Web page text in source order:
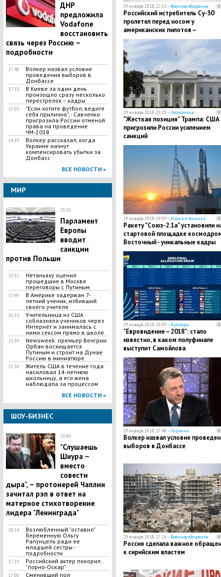
ДНР
предложила
Vodafone
восстановить
связь через Россию –
подробности
17:48
Волкер назвал условие
проведения выборов в
Донбассе
17:33
В Киеве за один день
произошло сразу несколько
перестрелок – кадры
17:05
"Если хотите футбол, ведите
себя прилично", - Савченко
пригрозила России отменой
права на проведение
ЧМ-2018
14:39
Волкер рассказал, когда
Украине начнут
компенсировать убытки за
Донбасс
ВСЕ НОВОСТИ »
МИР
23:55
Парламент
Европы
вводит
санкции
против Польши
23:35
Нетаньяху оценил
прошедшие в Москве
переговоры с Путиным
17:49
В Америке задержан 7-
летний ученик, избивший
своего учителя
16:13
Учительница из США
соблазняла учеников через
Интернет и занималась с
ними сексом прямо в школе
15:39
Newsweek: премьер Венгрии
Орбан восхищается
Путиным и строит на Дунае
Россию в миниатюре
15:38
Житель США в течение года
насиловал 14-летнюю
школьницу, а его жена
наблюдала за процессом
ВСЕ НОВОСТИ »
ШОУ-БИЗНЕС
19:00
"Слушаешь
Шнура –
вместо
совести
дыра", – протоиерей Чаплин
зачитал рэп в ответ на
матерное стихотворение
лидера "Ленинграда"
18:14
Возлюбленный "оставил"
беременную Ольгу
Рапунцель ради ее
младшей сестры -
подробности
17:19
Российский актер покорил
"порно-Оскар"
17:00 Сменивший пол
29 января 2018, 22:15 —Военное обозрение
Российский истребитель Су-30
пролетел перед носом у
американских пилотов –
подробности
29 января 2018, 20:29 —Экономика
"Жесткая позиция" Трампа: США
пригрозили России усилением
санкций
29 января 2018, 19:09 —Наука и техника
Ракету "Союз-2.1а" установили
стартовой площадке
Восточный - уникальные кадры
29 января 2018, 18:09 —Культура
"Евровидение – 2018": стало
известно, в каком полуфинале
выступит Самойлова
29 января 2018, 17:48 —Украина
Волкер назвал условие
выборов в Донбассе
29 января 2018, 17:26 —Военное обозрение
Россия сделала важное
к сирийским властям